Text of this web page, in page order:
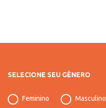
SELECIONE SEU GÊNERO
Feminino Masculino